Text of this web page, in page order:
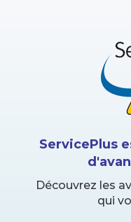
ServicePlus
Découvrez les
qui